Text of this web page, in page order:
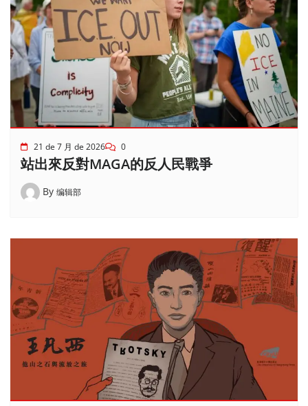
21 de 7 月 de 2026 0
站出來反對MAGA的反人民戰爭
By 编辑部